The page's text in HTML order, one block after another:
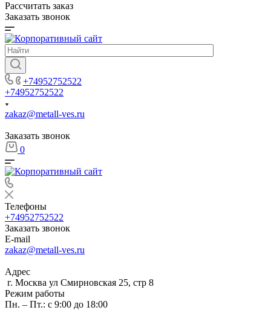
Рассчитать заказ
Заказать звонок
+74952752522
+74952752522
zakaz@metall-ves.ru
Заказать звонок
0
Телефоны
+74952752522
Заказать звонок
E-mail
zakaz@metall-ves.ru
Адрес
г. Москва ул Смирновская 25, стр 8
Режим работы
Пн. – Пт.: с 9:00 до 18:00